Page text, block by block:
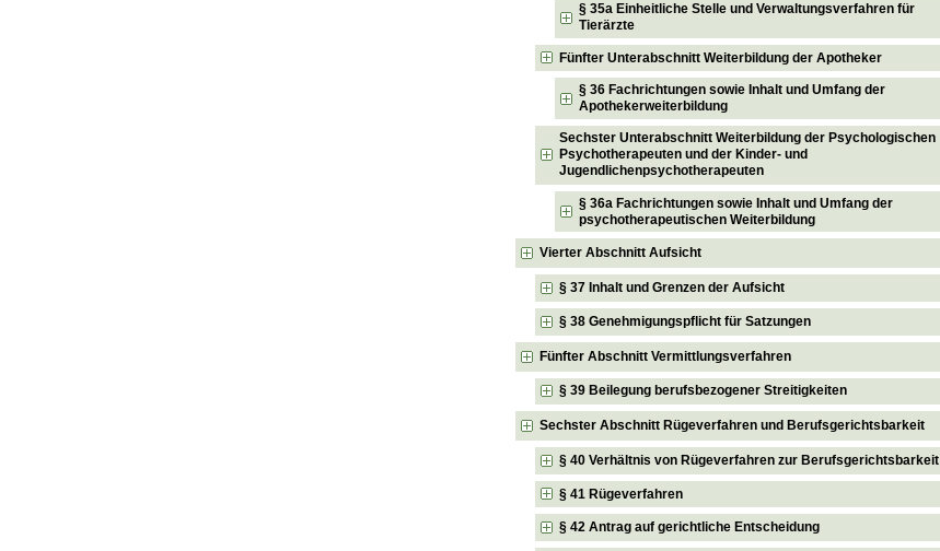
§ 35a Einheitliche Stelle und Verwaltungsverfahren für
Tierärzte
Fünfter Unterabschnitt Weiterbildung der Apotheker
§ 36 Fachrichtungen sowie Inhalt und Umfang der
Apothekerweiterbildung
Sechster Unterabschnitt Weiterbildung der Psychologischen
Psychotherapeuten und der Kinder- und
Jugendlichenpsychotherapeuten
§ 36a Fachrichtungen sowie Inhalt und Umfang der
psychotherapeutischen Weiterbildung
Vierter Abschnitt Aufsicht
§ 37 Inhalt und Grenzen der Aufsicht
§ 38 Genehmigungspflicht für Satzungen
Fünfter Abschnitt Vermittlungsverfahren
§ 39 Beilegung berufsbezogener Streitigkeiten
Sechster Abschnitt Rügeverfahren und Berufsgerichtsbarkeit
§ 40 Verhältnis von Rügeverfahren zur Berufsgerichtsbarkeit
§ 41 Rügeverfahren
§ 42 Antrag auf gerichtliche Entscheidung